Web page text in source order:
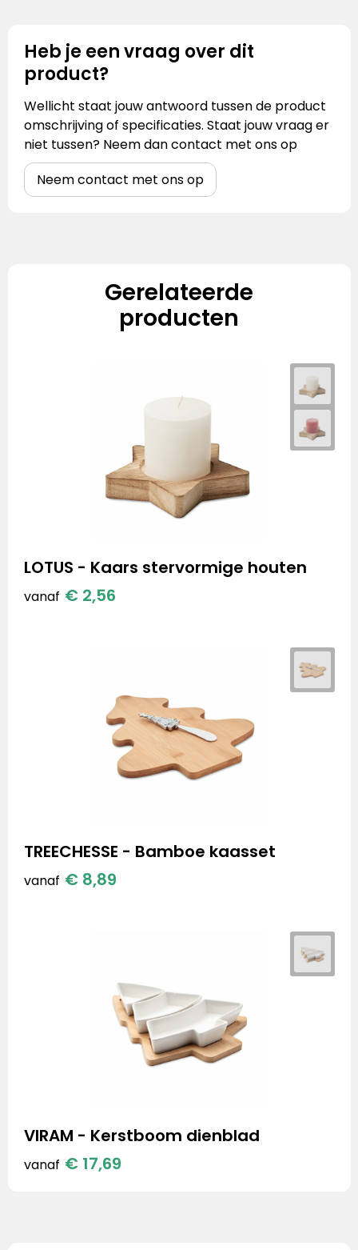
Heb je een vraag over dit
product?
Wellicht staat jouw antwoord tussen de product
omschrijving of specificaties. Staat jouw vraag er
niet tussen? Neem dan contact met ons op
Neem contact met ons op
Gerelateerde
producten
LOTUS - Kaars stervormige houten
vanaf € 2,56
TREECHESSE - Bamboe kaasset
vanaf € 8,89
VIRAM - Kerstboom dienblad
vanaf € 17,69